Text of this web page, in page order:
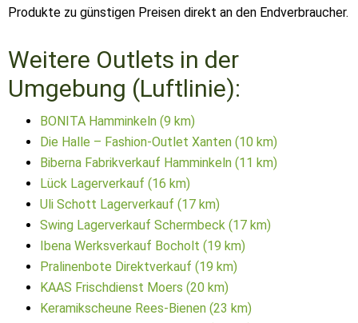
Produkte zu günstigen Preisen direkt an den Endverbraucher.
Weitere Outlets in der
Umgebung (Luftlinie):
BONITA Hamminkeln (9 km)
Die Halle – Fashion-Outlet Xanten (10 km)
Biberna Fabrikverkauf Hamminkeln (11 km)
Lück Lagerverkauf (16 km)
Uli Schott Lagerverkauf (17 km)
Swing Lagerverkauf Schermbeck (17 km)
Ibena Werksverkauf Bocholt (19 km)
Pralinenbote Direktverkauf (19 km)
KAAS Frischdienst Moers (20 km)
Keramikscheune Rees-Bienen (23 km)